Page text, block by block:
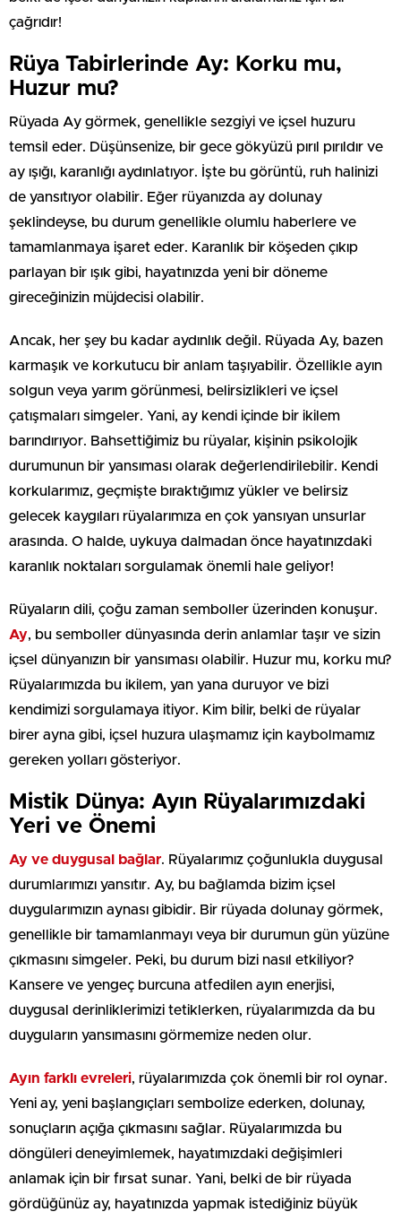
çağrıdır!
Rüya Tabirlerinde Ay: Korku mu,
Huzur mu?
Rüyada Ay görmek, genellikle sezgiyi ve içsel huzuru
temsil eder. Düşünsenize, bir gece gökyüzü pırıl pırıldır ve
ay ışığı, karanlığı aydınlatıyor. İşte bu görüntü, ruh halinizi
de yansıtıyor olabilir. Eğer rüyanızda ay dolunay
şeklindeyse, bu durum genellikle olumlu haberlere ve
tamamlanmaya işaret eder. Karanlık bir köşeden çıkıp
parlayan bir ışık gibi, hayatınızda yeni bir döneme
gireceğinizin müjdecisi olabilir.
Ancak, her şey bu kadar aydınlık değil. Rüyada Ay, bazen
karmaşık ve korkutucu bir anlam taşıyabilir. Özellikle ayın
solgun veya yarım görünmesi, belirsizlikleri ve içsel
çatışmaları simgeler. Yani, ay kendi içinde bir ikilem
barındırıyor. Bahsettiğimiz bu rüyalar, kişinin psikolojik
durumunun bir yansıması olarak değerlendirilebilir. Kendi
korkularımız, geçmişte bıraktığımız yükler ve belirsiz
gelecek kaygıları rüyalarımıza en çok yansıyan unsurlar
arasında. O halde, uykuya dalmadan önce hayatınızdaki
karanlık noktaları sorgulamak önemli hale geliyor!
Rüyaların dili, çoğu zaman semboller üzerinden konuşur.
Ay, bu semboller dünyasında derin anlamlar taşır ve sizin
içsel dünyanızın bir yansıması olabilir. Huzur mu, korku mu?
Rüyalarımızda bu ikilem, yan yana duruyor ve bizi
kendimizi sorgulamaya itiyor. Kim bilir, belki de rüyalar
birer ayna gibi, içsel huzura ulaşmamız için kaybolmamız
gereken yolları gösteriyor.
Mistik Dünya: Ayın Rüyalarımızdaki
Yeri ve Önemi
Ay ve duygusal bağlar. Rüyalarımız çoğunlukla duygusal
durumlarımızı yansıtır. Ay, bu bağlamda bizim içsel
duygularımızın aynası gibidir. Bir rüyada dolunay görmek,
genellikle bir tamamlanmayı veya bir durumun gün yüzüne
çıkmasını simgeler. Peki, bu durum bizi nasıl etkiliyor?
Kansere ve yengeç burcuna atfedilen ayın enerjisi,
duygusal derinliklerimizi tetiklerken, rüyalarımızda da bu
duyguların yansımasını görmemize neden olur.
Ayın farklı evreleri, rüyalarımızda çok önemli bir rol oynar.
Yeni ay, yeni başlangıçları sembolize ederken, dolunay,
sonuçların açığa çıkmasını sağlar. Rüyalarımızda bu
döngüleri deneyimlemek, hayatımızdaki değişimleri
anlamak için bir fırsat sunar. Yani, belki de bir rüyada
gördüğünüz ay, hayatınızda yapmak istediğiniz büyük